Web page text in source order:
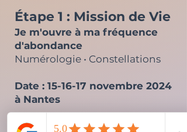
Étape 1 : Mission de Vie
Je m'ouvre à ma fréquence
d'abondance
Numérologie • Constellations
Date : 15-16-17 novembre 2024
à Nantes